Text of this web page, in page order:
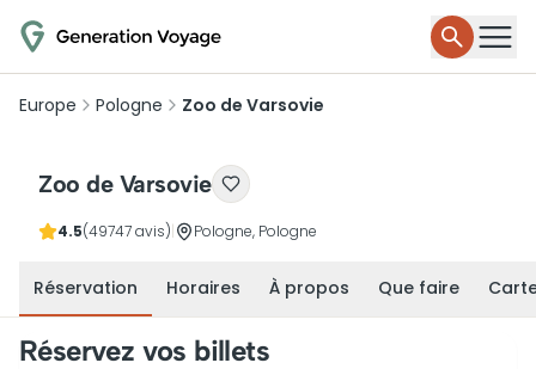
Europe Pologne Zoo de Varsovie
Zoo de Varsovie
4.5(49747 avis) Pologne, Pologne
Réservation Horaires À propos Que faire
Réservez vos billets